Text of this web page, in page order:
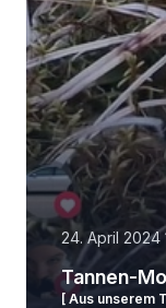
24. April 2024
Tannen-
[ Aus unserem